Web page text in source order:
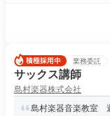
業務委託
サックス講師
島村楽器株式会社
島村楽器音楽教室